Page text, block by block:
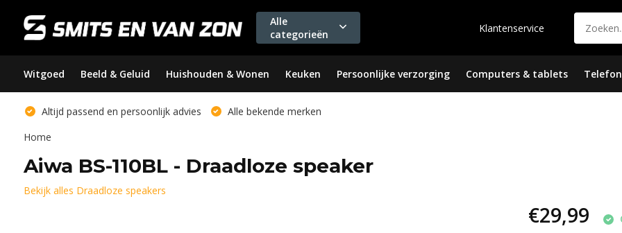
Alle
categorieën
Klantenservice
Witgoed Beeld & Geluid Huishouden & Wonen Keuken Persoonlijke verzorging Computers & tablets
Altijd passend en persoonlijk advies
Alle bekende merken
Home
Aiwa BS-110BL - Draadloze speaker
Bekijk alles Draadloze speakers
€29,99